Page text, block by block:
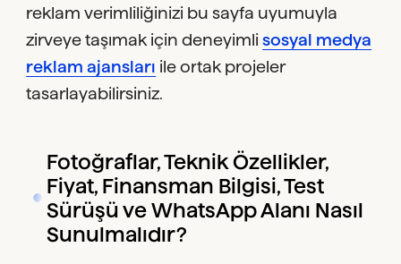
reklam verimliliğinizi bu sayfa uyumuyla
zirveye taşımak için deneyimlisosyal medya
reklam ajansları ile ortak projeler
tasarlayabilirsiniz.
Fotoğraflar, Teknik Özellikler,
Fiyat, Finansman Bilgisi, Test
Sürüşü ve WhatsApp Alanı Nasıl
Sunulmalıdır?